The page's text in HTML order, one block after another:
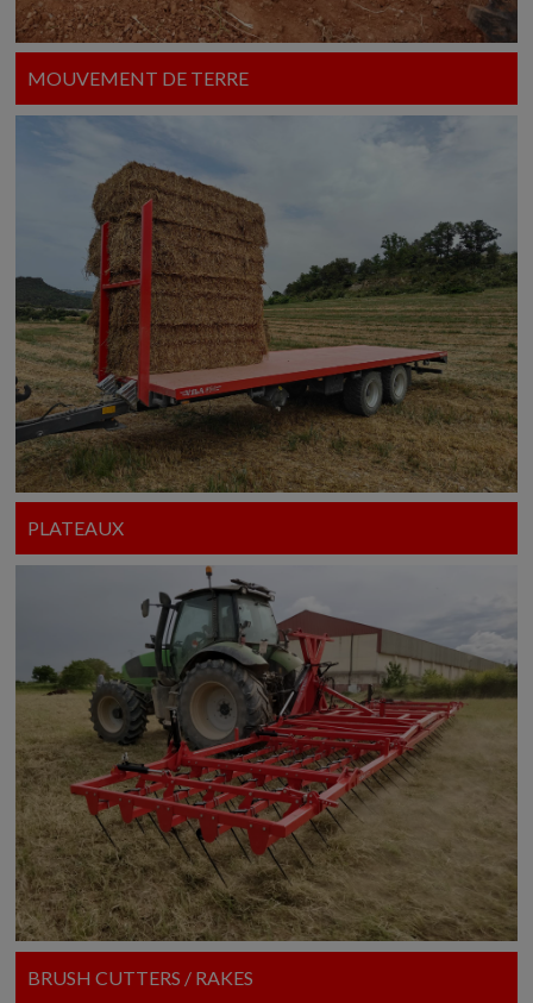
MOUVEMENT DE TERRE
PLATEAUX
BRUSH CUTTERS / RAKES